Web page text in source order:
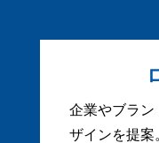
企業やブラン
ザインを提案